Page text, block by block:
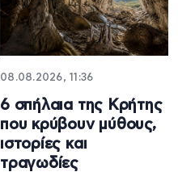
08.08.2026, 11:36
6 σπήλαια της Κρήτης
που κρύβουν μύθους,
ιστορίες και
τραγωδίες